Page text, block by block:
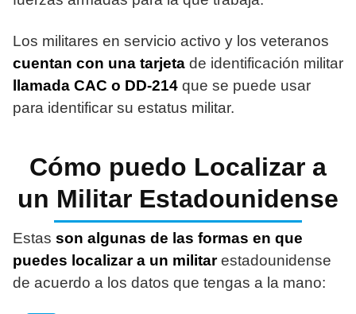
Los militares en servicio activo y los veteranos
cuentan con una tarjeta de identificación militar
llamada CAC o DD-214 que se puede usar
para identificar su estatus militar.
Cómo puedo Localizar a
un Militar Estadounidense
Estas son algunas de las formas en que
puedes localizar a un militarestadounidense
de acuerdo a los datos que tengas a la mano: